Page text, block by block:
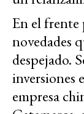
En el frente
novedades
despejado.
inversiones
empresa